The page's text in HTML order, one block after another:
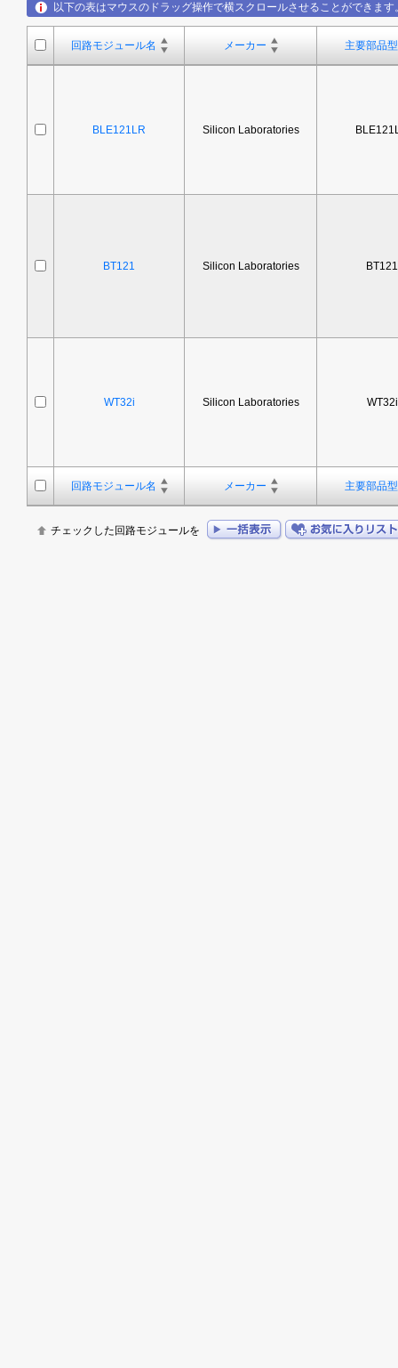
LED
アンプ
以下の表はマウスのドラッグ操作で横スクロールさせることができます
回路モジュール名 メーカー 主要部品
BLE121LR Silicon Laboratories
BT121 Silicon Laboratories BT121
WT32i Silicon Laboratories WT32i
回路モジュール名 メーカー 主要部品
チェックした回路モジュールを